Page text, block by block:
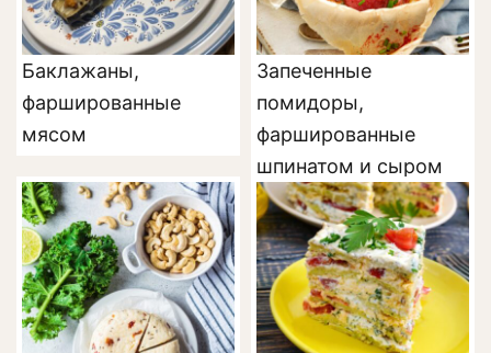
Баклажаны,
фаршированные
мясом
Запеченные
помидоры,
фаршированные
шпинатом и сыром